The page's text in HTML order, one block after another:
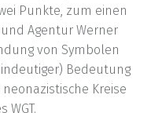
Punkte, zum einen
Agentur Werner
von Symbolen
Bedeutung
Kreise